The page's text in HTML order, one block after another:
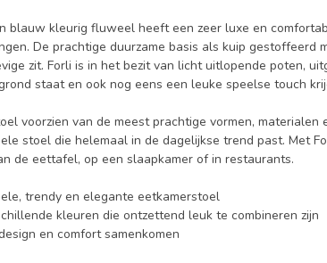
blauw kleurig fluweel heeft een zeer luxe en
De prachtige duurzame basis als kuip gestoffeerd
zit. Forli is in het bezit van licht uitlopende poten,
staat en ook nog eens een leuke speelse touch
voorzien van de meest prachtige vormen, materialen
stoel die helemaal in de dagelijkse trend past. Met
de eettafel, op een slaapkamer of in restaurants.
trendy en elegante eetkamerstoel
kleuren die ontzettend leuk te combineren zijn
en comfort samenkomen